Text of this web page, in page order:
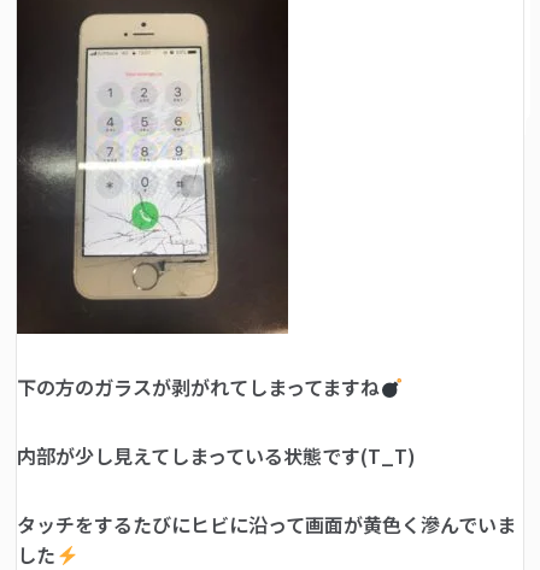
下の方のガラスが剥がれてしまってますね
内部が少し見えてしまっている状態です(T_T)
タッチをするたびにヒビに沿って画面が黄色く滲んでいま
した